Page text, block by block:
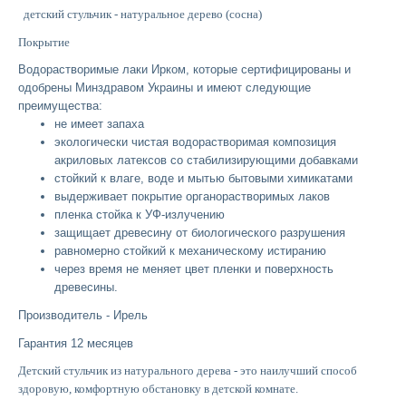
детский стульчик - натуральное дерево (сосна)
Покрытие
Водорастворимые лаки Ирком, которые сертифицированы и
одобрены Минздравом Украины и имеют следующие
преимущества:
не имеет запаха
экологически чистая водорастворимая композиция
акриловых латексов со стабилизирующими добавками
стойкий к влаге, воде и мытью бытовыми химикатами
выдерживает покрытие органорастворимых лаков
пленка стойка к УФ-излучению
защищает древесину от биологического разрушения
равномерно стойкий к механическому истиранию
через время не меняет цвет пленки и поверхность
древесины.
Производитель - Ирель
Гарантия 12 месяцев
Детский стульчик из натурального дерева - это наилучший способ
здоровую, комфортную обстановку в детской комнате.